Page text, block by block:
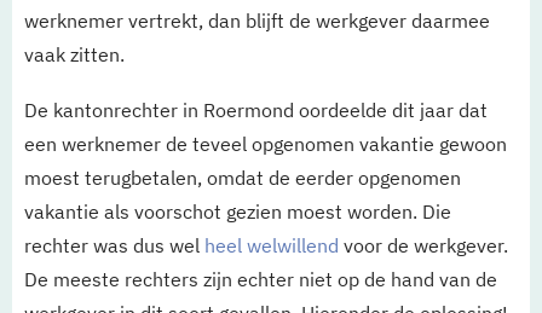
werknemer vertrekt, dan blijft de werkgever daarmee
vaak zitten.
De kantonrechter in Roermond oordeelde dit jaar dat
een werknemer de teveel opgenomen vakantie gewoon
moest terugbetalen, omdat de eerder opgenomen
vakantie als voorschot gezien moest worden. Die
rechter was dus wel heel welwillend voor de werkgever.
De meeste rechters zijn echter niet op de hand van de